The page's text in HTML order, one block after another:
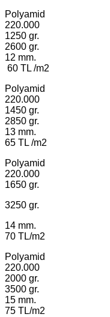
Polyamid
220.000
1250 gr.
2600 gr.
12 mm.
60 TL /m2
Polyamid
220.000
1450 gr.
2850 gr.
13 mm.
65 TL /m2
Polyamid
220.000
1650 gr.
3250 gr.
14 mm.
70 TL/m2
Polyamid
220.000
2000 gr.
3500 gr.
15 mm.
75 TL/m2